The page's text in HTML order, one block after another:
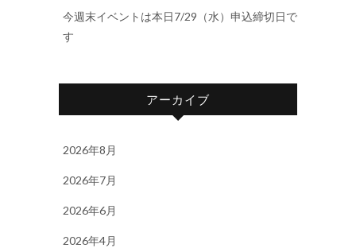
今週末イベントは本日7/29（水）申込締切日で
す
アーカイブ
2026年8月
2026年7月
2026年6月
2026年4月